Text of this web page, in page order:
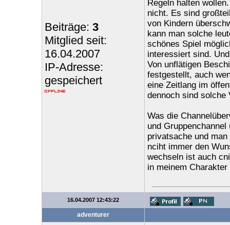
Beiträge: 3
Mitglied seit:
16.04.2007
IP-Adresse:
gespeichert
Regeln halten
nicht. Es sind
von Kindern
kann man solche
schönes Spiel
interessiert sind.
Von unflätigen
festgestellt, auch
eine Zeitlang im
dennoch sind solche
Was die
und
privatsache und
nciht immer den
wechseln ist auch
in meinem
16.04.2007 12:43:22
adventurer